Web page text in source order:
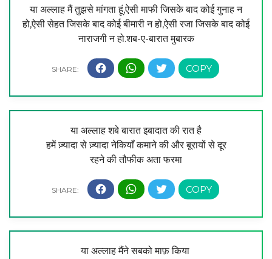
या अल्लाह मैं तुझसे मांगता हूं,ऐसी माफी जिसके बाद कोई गुनाह न
हो,ऐसी सेहत जिसके बाद कोई बीमारी न हो,ऐसी रजा जिसके बाद कोई
नाराजगी न हो.शब-ए-बारात मुबारक
या अल्लाह शबे बारात इबादात की रात है
हमें ज़्यादा से ज़्यादा नेकियाँ कमाने की और बूरायों से दूर
रहने की तौफीक अता फरमा
या अल्लाह मैंने सबको माफ़ किया